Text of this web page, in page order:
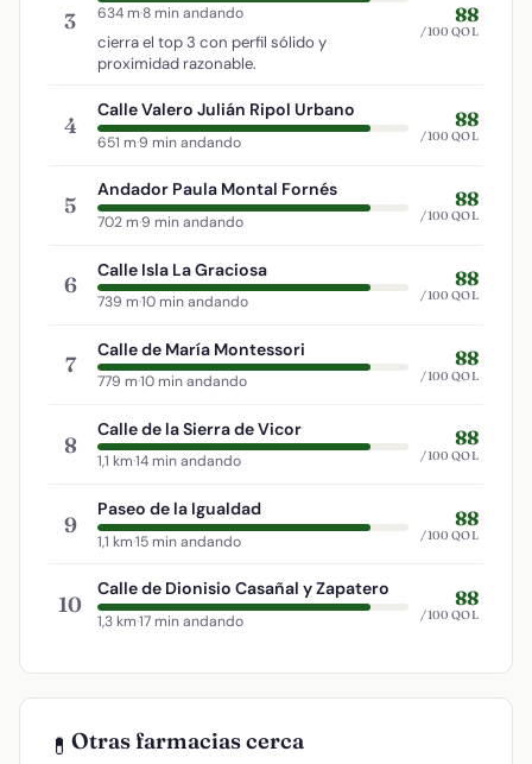
3 634 m·8 min andando
cierra el top 3 con perfil sólido y
proximidad razonable.
88
/100 QOL
4
Calle Valero Julián Ripol Urbano
651 m·9 min andando
88
/100 QOL
5
Andador Paula Montal Fornés
702 m·9 min andando
88
/100 QOL
6
Calle Isla La Graciosa
739 m·10 min andando
88
/100 QOL
7
Calle de María Montessori
779 m·10 min andando
88
/100 QOL
8
Calle de la Sierra de Vicor
1,1 km·14 min andando
88
/100 QOL
9
Paseo de la Igualdad
1,1 km·15 min andando
88
/100 QOL
10
Calle de Dionisio Casañal y Zapatero
1,3 km·17 min andando
88
/100 QOL
💊 Otras farmacias cerca